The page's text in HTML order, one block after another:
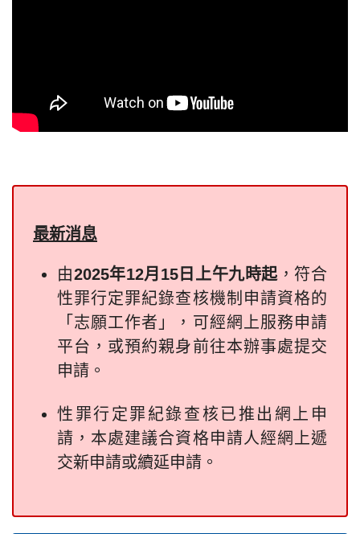
最新消息
由2025年12月15日上午九時起，符合
性罪行定罪紀錄查核機制申請資格的
「志願工作者」，可經網上服務申請
平台，或預約親身前往本辦事處提交
申請。
性罪行定罪紀錄查核已推出網上申
請，本處建議合資格申請人經網上遞
交新申請或續延申請。